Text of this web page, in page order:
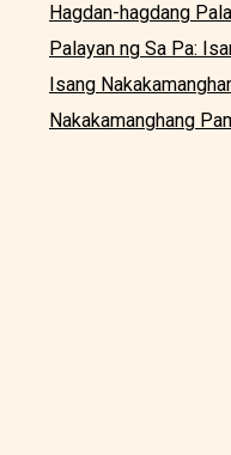
Hagdan-hagdang
Palayan ng Sa Pa:
Isang
Nakakamanghang